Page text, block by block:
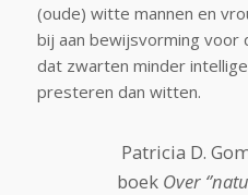
(oude) witte mannen en
bij aan bewijsvorming voor
dat zwarten minder
presteren dan witten.
Patricia D.
boek Over